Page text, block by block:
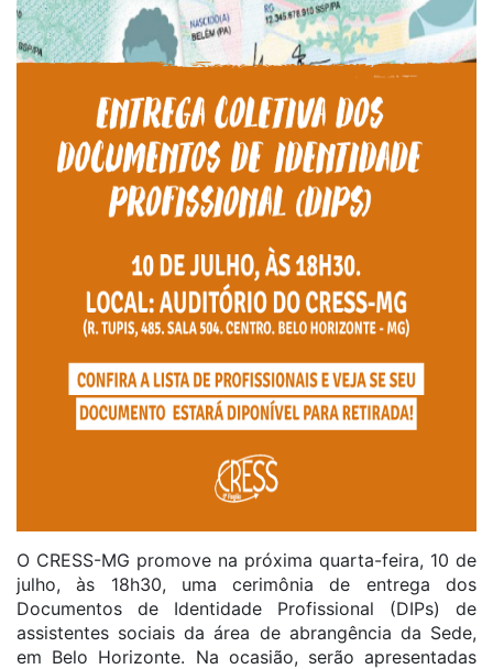
O CRESS-MG promove na próxima quarta-feira, 10 de
julho, às 18h30, uma cerimônia de entrega dos
Documentos de Identidade Profissional (DIPs) de
assistentes sociais da área de abrangência da Sede,
em Belo Horizonte. Na ocasião, serão apresentadas